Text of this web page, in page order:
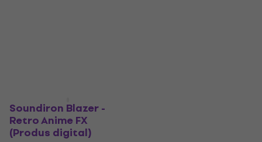
Soundiron Blazer -
Retro Anime FX
(Produs digital)